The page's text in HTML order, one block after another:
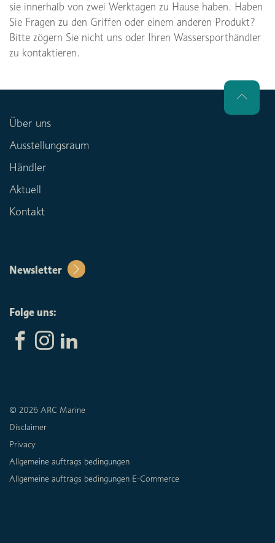
sie innerhalb von zwei Werktagen zu Hause haben. Haben
Sie Fragen zu den Griffen oder einem anderen Produkt?
Bitte zögern Sie nicht uns oder Ihren Wassersporthändler
zu kontaktieren.
Über uns
Ausstellungsraum
Händler
Aktuell
Kontakt
Newsletter
Folge uns:
© 2026 ARC Marine
Disclaimer
Privacy
Allgemeine auftrags bedingungen
Allgemeine auftrags bedingungen E-Commerce